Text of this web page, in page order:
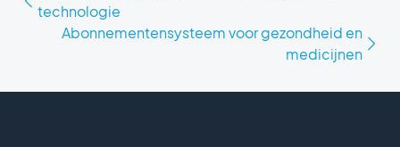
technologie
Abonnementensysteem voor gezondheid en
medicijnen